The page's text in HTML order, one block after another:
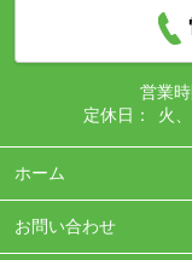
営業時
定休日：
火
ホーム
お問い合わせ